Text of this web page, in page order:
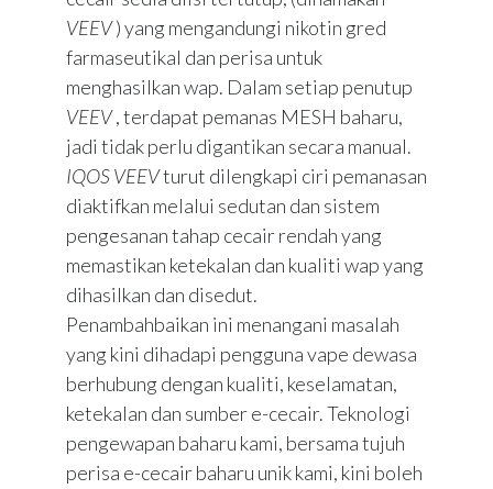
VEEV) yang mengandungi nikotin gred
farmaseutikal dan perisa untuk
menghasilkan wap. Dalam setiap penutup
VEEV, terdapat pemanas MESH baharu,
jadi tidak perlu digantikan secara manual.
IQOS VEEVturut dilengkapi ciri pemanasan
diaktifkan melalui sedutan dan sistem
pengesanan tahap cecair rendah yang
memastikan ketekalan dan kualiti wap yang
dihasilkan dan disedut.
Penambahbaikan ini menangani masalah
yang kini dihadapi pengguna vape dewasa
berhubung dengan kualiti, keselamatan,
ketekalan dan sumber e-cecair. Teknologi
pengewapan baharu kami, bersama tujuh
perisa e-cecair baharu unik kami, kini boleh